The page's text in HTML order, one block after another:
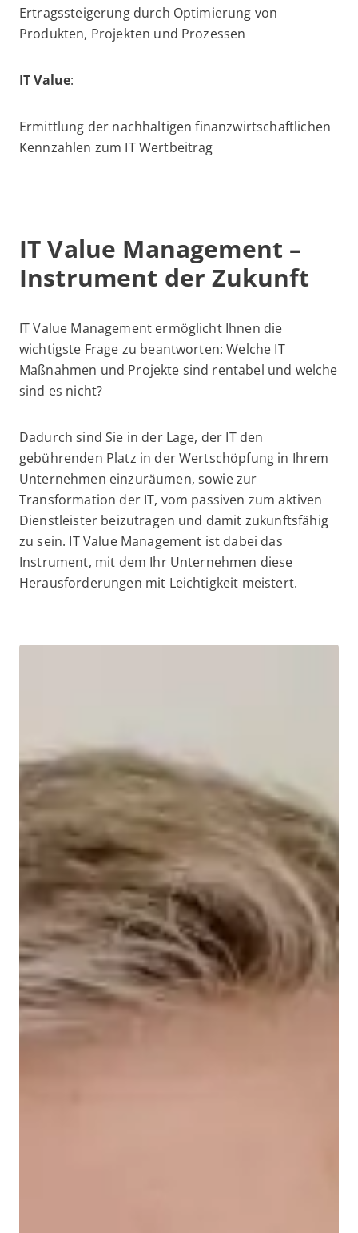
Ertragssteigerung durch Optimierung von
Produkten, Projekten und Prozessen
IT Value:
Ermittlung der nachhaltigen finanzwirtschaftlichen
Kennzahlen zum IT Wertbeitrag
IT Value Management –
Instrument der Zukunft
IT Value Management ermöglicht Ihnen die
wichtigste Frage zu beantworten: Welche IT
Maßnahmen und Projekte sind rentabel und welche
sind es nicht?
Dadurch sind Sie in der Lage, der IT den
gebührenden Platz in der Wertschöpfung in Ihrem
Unternehmen einzuräumen, sowie zur
Transformation der IT, vom passiven zum aktiven
Dienstleister beizutragen und damit zukunftsfähig
zu sein. IT Value Management ist dabei das
Instrument, mit dem Ihr Unternehmen diese
Herausforderungen mit Leichtigkeit meistert.